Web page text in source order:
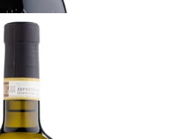
ズ&ラッド・ガヴィ・ディ・
ット